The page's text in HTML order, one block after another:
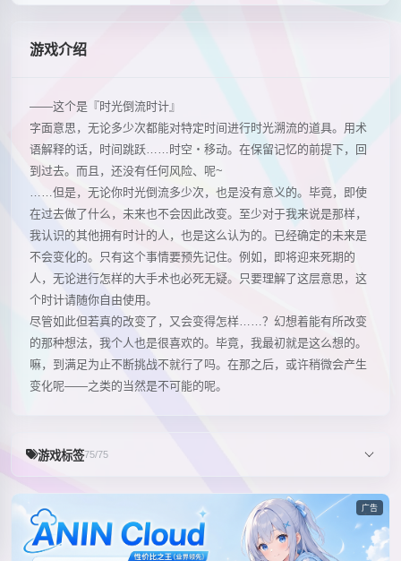
游戏介绍
——这个是『时光倒流时计』
字面意思，无论多少次都能对特定时间进行时光溯流的道具。用术
语解释的话，时间跳跃……时空・移动。在保留记忆的前提下，回
到过去。而且，还没有任何风险、呢~
……但是，无论你时光倒流多少次，也是没有意义的。毕竟，即使
在过去做了什么，未来也不会因此改变。至少对于我来说是那样，
我认识的其他拥有时计的人，也是这么认为的。已经确定的未来是
不会变化的。只有这个事情要预先记住。例如，即将迎来死期的
人，无论进行怎样的大手术也必死无疑。只要理解了这层意思，这
个时计请随你自由使用。
尽管如此但若真的改变了，又会变得怎样……？幻想着能有所改变
的那种想法，我个人也是很喜欢的。毕竟，我最初就是这么想的。
嘛，到满足为止不断挑战不就行了吗。在那之后，或许稍微会产生
变化呢——之类的当然是不可能的呢。
游戏标签75/75
广告